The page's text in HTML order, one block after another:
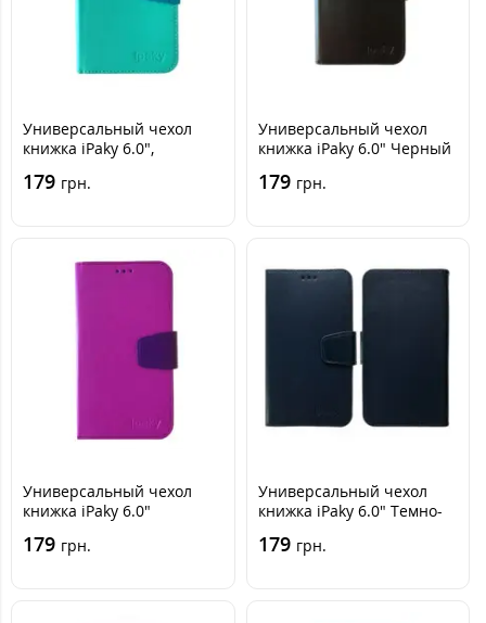
Универсальный чехол
книжка iPaky 6.0",
179 грн.
Универсальный чехол
книжка iPaky 6.0" Черный
179 грн.
Универсальный чехол
книжка iPaky 6.0"
179 грн.
Универсальный чехол
книжка iPaky 6.0" Темно-
179 грн.